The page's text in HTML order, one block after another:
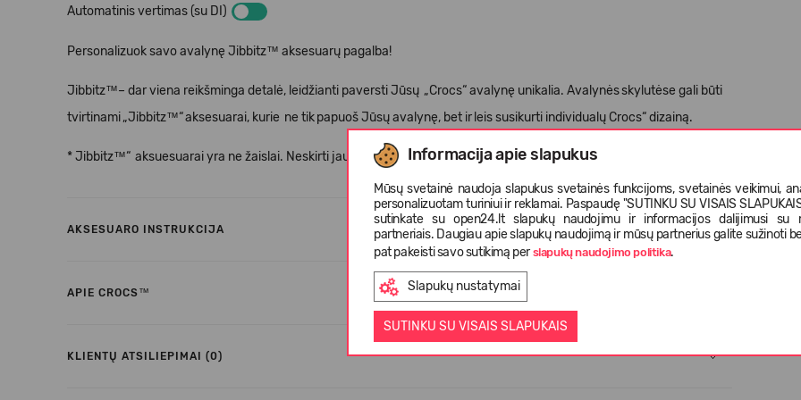
Informacija apie slapukus
Mūsų svetainė naudoja slapukus svetainės funkcijoms, svetainės veikimui,
personalizuotam turiniui ir reklamai. Paspaudę "SUTINKU SU VISAIS
sutinkate su open24.lt slapukų naudojimu ir informacijos dalijimusi su
partneriais. Daugiau apie slapukų naudojimą ir mūsų partnerius galite sužinoti
pat pakeisti savo sutikimą per slapukų naudojimo politika.
Slapukų nustatymai
SUTINKU SU VISAIS SLAPUKAIS
Automatinis vertimas (su DI)
Personalizuok savo avalynę Jibbitz™ aksesuarų pagalba!
Jibbitz™– dar viena reikšminga detalė, leidžianti paversti Jūsų „Crocs“avalynę unikalia. Avalynėsskylutėse gali būti
tvirtinami„Jibbitz™“aksesuarai, kurie ne tikpapuošJūsųavalynę, bet ir leis susikurti individual ų Crocs“dizainą.
* Jibbitz™“ aksuesuarai yra ne žaislai. Neskirti jaunesniems nei 3 metųvaikams.
AKSESUARO INSTRUKCIJA
APIE CROCS™
KLIENTŲ ATSILIEPIMAI (0)